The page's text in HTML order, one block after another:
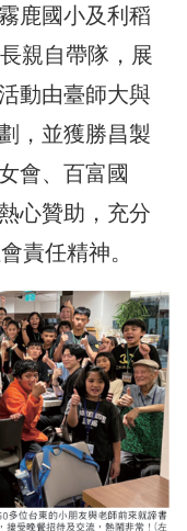
鹿國小及利稻
親自帶隊，展
動由臺師大與
，並獲勝昌製
會、百富國
心贊助，充分
責任精神。